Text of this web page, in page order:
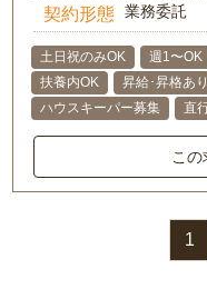
契約形態 業務委託
土日祝のみOK 週1〜OK
扶養内OK
昇給･昇格あり
ハウスキーパー募集
直
こ
1